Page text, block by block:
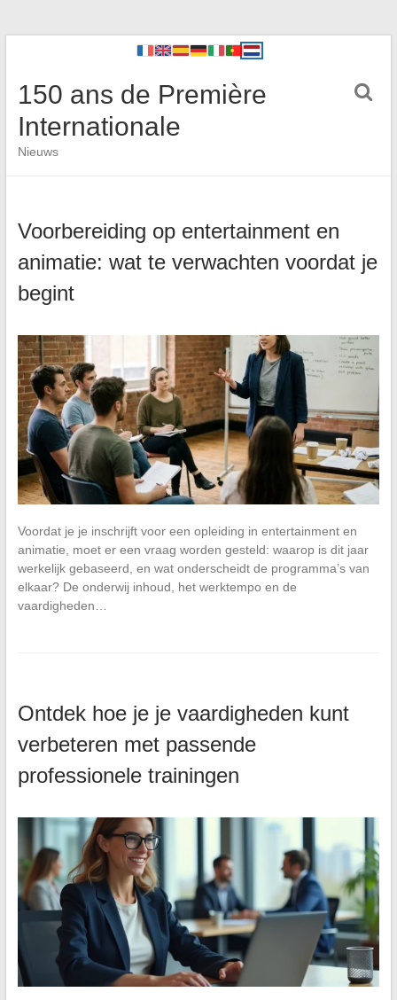
150 ans de Première
Internationale
Nieuws
Voorbereiding op entertainment en
animatie: wat te verwachten voordat je
begint
Voordat je je inschrijft voor een opleiding in entertainment en
animatie, moet er een vraag worden gesteld: waarop is dit jaar
werkelijk gebaseerd, en wat onderscheidt de programma’s van
elkaar? De onderwij inhoud, het werktempo en de
vaardigheden…
Ontdek hoe je je vaardigheden kunt
verbeteren met passende
professionele trainingen